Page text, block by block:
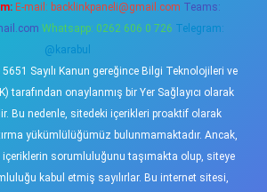
E-mail: backlinkpaneli@gmail.com Teams:
Whatsapp: 0262 606 0 726 Telegram:
@karabul
Sayılı Kanun gereğince Bilgi Teknolojileri ve
tarafından onaylanmış bir Yer Sağlayıcı olarak
Bu nedenle, sitedeki içerikleri proaktif olarak
yükümlülüğümüz bulunmamaktadır. Ancak,
içeriklerin sorumluluğunu taşımakta olup, siteye
kabul etmiş sayılırlar. Bu internet sitesi,